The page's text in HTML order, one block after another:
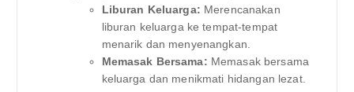
Liburan Keluarga: Merencanakan
liburan keluarga ke tempat-tempat
menarik dan menyenangkan.
Memasak Bersama: Memasak bersama
keluarga dan menikmati hidangan lezat.